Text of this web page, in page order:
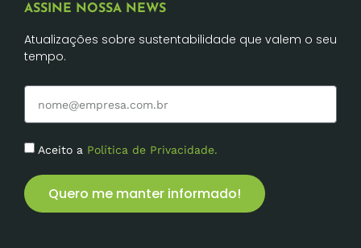
ASSINE NOSSA NEWS
Atualizações sobre sustentabilidade que valem o seu
tempo.
Aceito a Política de Privacidade.
Quero me manter informado!